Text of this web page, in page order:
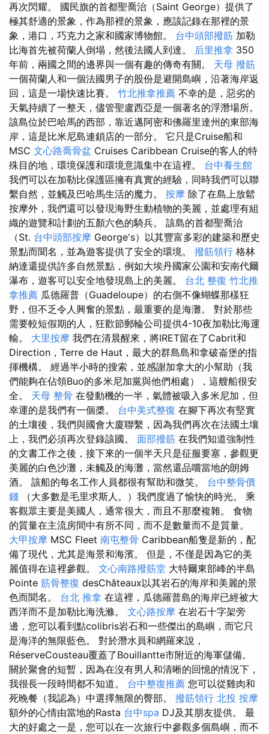
再次閃耀。 國民旗的首都聖喬治（Saint George）提供了
極其舒適的景象，作為那裡的景象，應該記錄在那裡的景
象，港口，巧克力之家和國家博物館。 台中頭部撥筋 加勒
比海首先被荷蘭人倒塌，然後法國人到達。 后里推拿 350
年前，兩國之間的邊界與一個有趣的傳奇有關。 天母 撥筋
一個荷蘭人和一個法國男子的股份是避開島嶼，沿著海岸返
回，這是一場快速比賽。 竹北推拿推薦 不幸的是，惡劣的
天氣持續了一整天，儘管聖盧西亞是一個著名的浮潛場所。
該島位於巴哈馬的西部，靠近邁阿密和佛羅里達州的東部海
岸，這是比米尼島連鎖店的一部分。 它只是Cruise船和
MSC 文心路喬骨盆 Cruises Caribbean Cruise的客人的特
殊目的地，環境保護和環境意識集中在這裡。 台中養生館
我們可以在加勒比保護區擁有真實的經驗，同時我們可以聯
繫自然，並觸及巴哈馬生活的魔力。 按摩 除了在島上放鬆
按摩外，我們還可以發現海野生動植物的美麗，並處理有組
織的遊覽和計劃的五顏六色的騎兵。 該島的首都聖喬治
（St. 台中頭部按摩 George's）以其豐富多彩的建築和歷史
景點而聞名，並為遊客提供了安全的環境。 撥筋領行 格林
納達還提供許多自然景點，例如大埃丹國家公園和安南代爾
瀑布，遊客可以安全地發現島上的美麗。 台北 整復 竹北推
拿推薦 瓜德羅普（Guadeloupe）的右側不像蝴蝶那樣狂
野，但不乏令人興奮的景點，最重要的是海灘。 對於那些
需要較短假期的人，狂歡節郵輪​​公司提供4-10夜加勒比海運
輸。 大里按摩 我們在清晨醒來，將IRET留在了Cabrit和
Direction，Terre de Haut，最大的群島島和拿破崙堡的指
揮機構。 經過半小時的搜索，並感謝加拿大的小幫助（我
們能夠在佔領Buo的多米尼加黨與他們相處），這艘船很安
全。 天母 整骨 在發動機的一半，氣體被吸入多米尼加，但
幸運的是我們有一個槳。 台中美式整復 在腳下再次有堅實
的土壤後，我們與國會大廈聯繫，因為我們再次在法國土壤
上，我們必須再次登錄該國。 面部撥筋 在我們知道強制性
的文書工作之後，接下來的一個半天只是征服要塞，參觀更
美麗的白色沙灘，未觸及的海灘，當然還品嚐當地的朗姆
酒。 該船的每名工作人員都很有幫助和微笑。 台中整骨價
錢 （大多數是毛里求斯人。）我們度過了愉快的時光。 乘
客觀眾主要是美國人，通常很大，而且不那麼複雜。 食物
的質量在主流房間中有所不同，而不是數量而不是質量。
大甲按摩 MSC Fleet 南屯整骨 Caribbean船隻是新的，配
備了現代，尤其是海景和海濱。 但是，不僅是因為它的美
麗值得在這裡參觀。 文心南路撥筋堂 大特爾東部峰的半島
Pointe 筋骨整復 desChâteaux以其岩石的海岸和美麗的景
色而聞名。 台北 推拿 在這裡，瓜德羅普島的海岸已經被大
西洋而不是加勒比海洗滌。 文心路按摩 在岩石十字架旁
邊，您可以看到點colibris岩石和一些傑出的島嶼，而它只
是海洋的無限藍色。 對於潛水員和網羅來說，
RéserveCousteau覆蓋了Bouillantte市附近的海軍儲備。
關於聚會的短暫，因為在沒有男人和清晰的回憶的情況下，
我很長一段時間都不知道。 台中整復推薦 您可以從雞肉和
死晚餐（我認為）中選擇無限的臀部。 撥筋領行 北投 按摩
額外的心情由當地的Rasta 台中spa DJ及其朋友提供。 最
大的好處之一是，您可以在一次旅行中參觀多個島嶼，而不